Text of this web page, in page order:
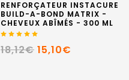
RENFORÇATEUR INSTACURE
BUILD-A-BOND MATRIX -
CHEVEUX ABÎMÉS - 300 ML
18,12€ 15,10€